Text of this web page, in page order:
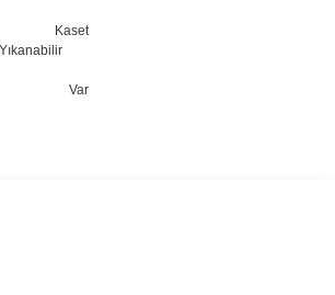
Kaset
Var
noktaları öneri formunu kullanarak
teşekkür ederiz.